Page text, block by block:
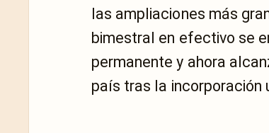
las ampliaciones más
bimestral en efectivo se
permanente y ahora
país tras la incorporación